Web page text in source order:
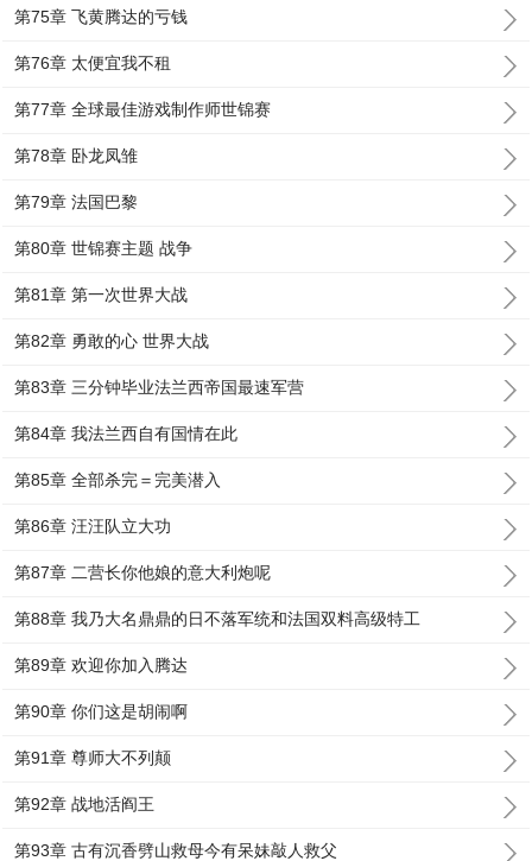
第75章 飞黄腾达的亏钱
第76章 太便宜我不租
第77章 全球最佳游戏制作师世锦赛
第78章 卧龙凤雏
第79章 法国巴黎
第80章 世锦赛主题 战争
第81章 第一次世界大战
第82章 勇敢的心 世界大战
第83章 三分钟毕业法兰西帝国最速军营
第84章 我法兰西自有国情在此
第85章 全部杀完＝完美潜入
第86章 汪汪队立大功
第87章 二营长你他娘的意大利炮呢
第88章 我乃大名鼎鼎的日不落军统和法国双料高级特工
第89章 欢迎你加入腾达
第90章 你们这是胡闹啊
第91章 尊师大不列颠
第92章 战地活阎王
第93章 古有沉香劈山救母今有呆妹敲人救父